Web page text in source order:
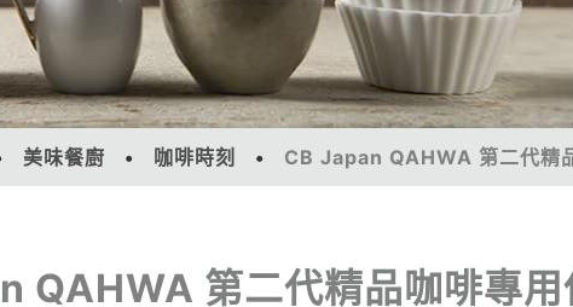
美味餐廚 咖啡時刻 CB Japan QAHWA 第二代精
QAHWA 第二代精品咖啡專用